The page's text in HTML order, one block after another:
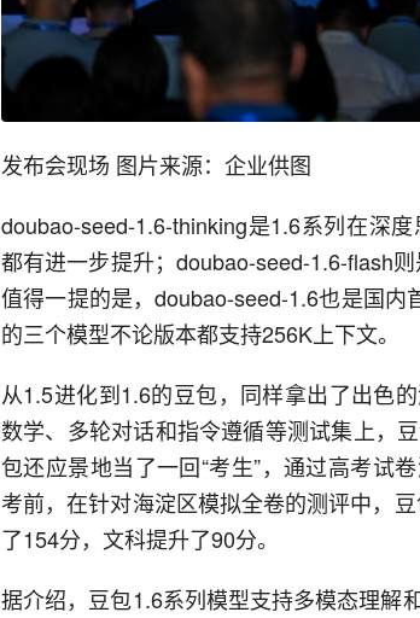
发布会现场 图片来源：企业供图
doubao-seed-1.6-thinking是1.6系列在深
都有进一步提升；doubao-seed-1.6-flash
值得一提的是，doubao-seed-1.6也是国
的三个模型不论版本都支持256K上下文。
从1.5进化到1.6的豆包，同样拿出了出色
数学、多轮对话和指令遵循等测试集上，
包还应景地当了一回“考生”，通过高考试
考前，在针对海淀区模拟全卷的测评中，
了154分，文科提升了90分。
据介绍，豆包1.6系列模型支持多模态理解